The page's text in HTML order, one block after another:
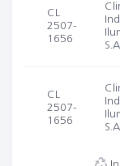
CL
2507-
1656
CL
2507-
1656